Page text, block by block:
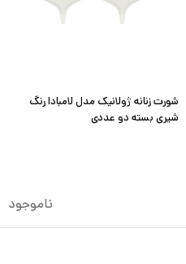
شورت زنانه ژولانیک مدل لامبادا رنگ
شیری بسته دو عددی
ناموجود